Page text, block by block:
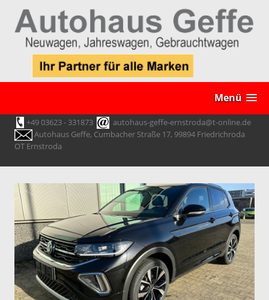
Menü
+49 03623 - 331873
autohaus-geffe-ernstroda@t-online.de
Autohaus Geffe, Cumbacher Straße 17, 99894 Friedrichroda
OT Ernstroda